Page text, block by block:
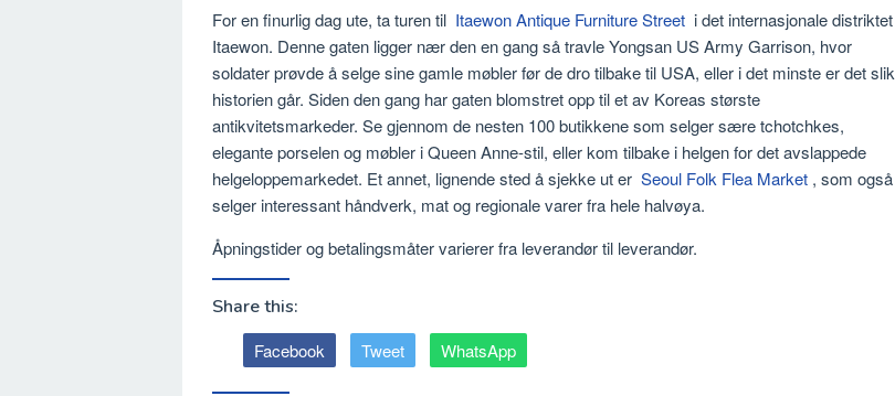
For en finurlig dag ute, ta turen til Itaewon Antique Furniture Street i det internasjonale distriktet
Itaewon. Denne gaten ligger nær den en gang så travle Yongsan US Army Garrison, hvor
soldater prøvde å selge sine gamle møbler før de dro tilbake til USA, eller i det minste er det slik
historien går. Siden den gang har gaten blomstret opp til et av Koreas største
antikvitetsmarkeder. Se gjennom de nesten 100 butikkene som selger sære tchotchkes,
elegante porselen og møbler i Queen Anne-stil, eller kom tilbake i helgen for det avslappede
helgeloppemarkedet. Et annet, lignende sted å sjekke ut er Seoul Folk Flea Market , som også
selger interessant håndverk, mat og regionale varer fra hele halvøya.
Åpningstider og betalingsmåter varierer fra leverandør til leverandør.
Share this:
Facebook Tweet WhatsApp